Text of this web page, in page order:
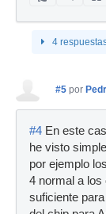
4
#5 por
#4 En este
he visto
por ejemplo
4 normal a los
suficiente